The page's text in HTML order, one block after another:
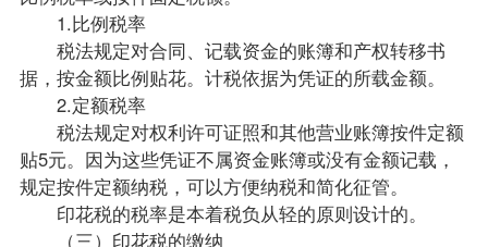
1.比例税率
税法规定对合同、记载资金的账簿和产权转移书
据，按金额比例贴花。计税依据为凭证的所载金额。
2.定额税率
税法规定对权利许可证照和其他营业账簿按件定额
贴5元。因为这些凭证不属资金账簿或没有金额记载，
规定按件定额纳税，可以方便纳税和简化征管。
印花税的税率是本着税负从轻的原则设计的。
（三）印花税的缴纳